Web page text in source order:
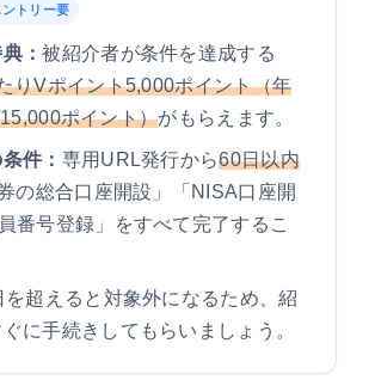
ントリー要
：被紹介者が条件を達成する
りVポイント5,000ポイント（年
ポイント）がもらえます。
件： 専用URL発行から60日以内
の総合口座開設」「NISA口座開
番号登録」をすべて完了するこ
を超えると対象外になるため、紹
に手続きしてもらいましょう。